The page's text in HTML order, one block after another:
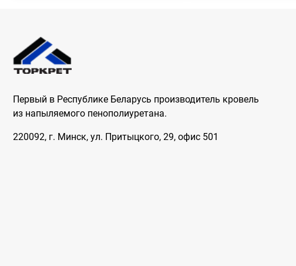
Первый в Республике Беларусь производитель кровель
из напыляемого пенополиуретана.
220092, г. Минск, ул. Притыцкого, 29, офис 501